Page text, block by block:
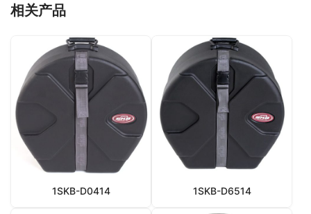
相关产品
1SKB-D0414 1SKB-D6514